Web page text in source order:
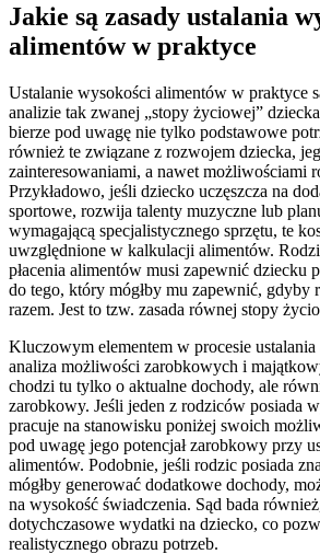
Jakie są zasady ustalania
alimentów w praktyce
Ustalanie wysokości alimentów w praktyce
analizie tak zwanej „stopy życiowej”
bierze pod uwagę nie tylko podstawowe
również te związane z rozwojem dziecka,
zainteresowaniami, a nawet możliwościami
Przykładowo, jeśli dziecko uczęszcza na
sportowe, rozwija talenty muzyczne lub
wymagającą specjalistycznego sprzętu, te
uwzględnione w kalkulacji alimentów.
płacenia alimentów musi zapewnić dziecku
do tego, który mógłby mu zapewnić, gdyby
razem. Jest to tzw. zasada równej stopy
Kluczowym elementem w procesie
analiza możliwości zarobkowych i
chodzi tu tylko o aktualne dochody, ale
zarobkowy. Jeśli jeden z rodziców posiada
pracuje na stanowisku poniżej swoich
pod uwagę jego potencjał zarobkowy przy
alimentów. Podobnie, jeśli rodzic posiada
mógłby generować dodatkowe dochody,
na wysokość świadczenia. Sąd bada
dotychczasowe wydatki na dziecko, co
realistycznego obrazu potrzeb.